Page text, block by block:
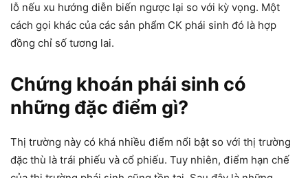
lỗ nếu xu hướng diễn biến ngược lại so với kỳ vọng. Một
cách gọi khác của các sản phẩm CK phái sinh đó là hợp
đồng chỉ số tương lai.
Chứng khoán phái sinh có
những đặc điểm gì?
Thị trường này có khá nhiều điểm nổi bật so với thị trường
đặc thù là trái phiếu và cổ phiếu. Tuy nhiên, điểm hạn chế